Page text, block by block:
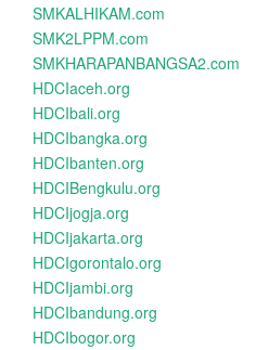
SMKALHIKAM.com
SMK2LPPM.com
SMKHARAPANBANGSA2.com
HDCIaceh.org
HDCIbali.org
HDCIbangka.org
HDCIbanten.org
HDCIBengkulu.org
HDCIjogja.org
HDCIjakarta.org
HDCIgorontalo.org
HDCIjambi.org
HDCIbandung.org
HDCIbogor.org